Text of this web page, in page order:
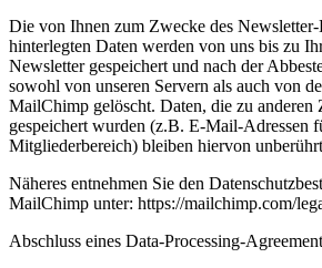
Die von Ihnen zum Zwecke des Newsletter-
hinterlegten Daten werden von uns bis zu
Newsletter gespeichert und nach der
sowohl von unseren Servern als auch von
MailChimp gelöscht. Daten, die zu anderen
gespeichert wurden (z.B. E-Mail-Adressen
Mitgliederbereich) bleiben hiervon
Näheres entnehmen Sie den
MailChimp unter: https://mailchimp.com/
Abschluss eines Data-Processing-